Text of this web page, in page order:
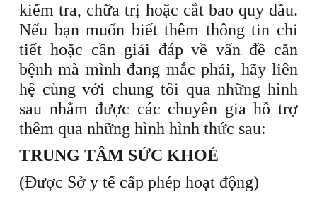
kiểm tra, chữa trị hoặc cắt bao quy đầu.
Nếu bạn muốn biết thêm thông tin chi
tiết hoặc cần giải đáp về vấn đề căn
bệnh mà mình đang mắc phải, hãy liên
hệ cùng với chung tôi qua những hình
sau nhằm được các chuyên gia hỗ trợ
thêm qua những hình hình thức sau:
TRUNG TÂM SỨC KHOẺ
(Được Sở y tế cấp phép hoạt động)